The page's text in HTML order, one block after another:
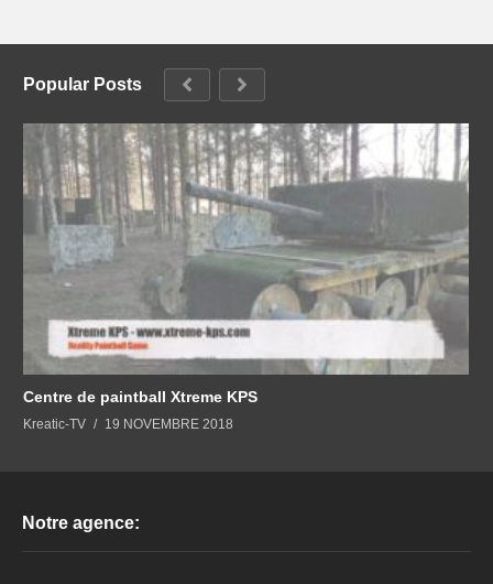
Popular Posts
Centre de paintball Xtreme KPS
Kreatic-TV 19 NOVEMBRE 2018
Notre agence: